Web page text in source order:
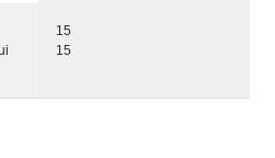
15
15